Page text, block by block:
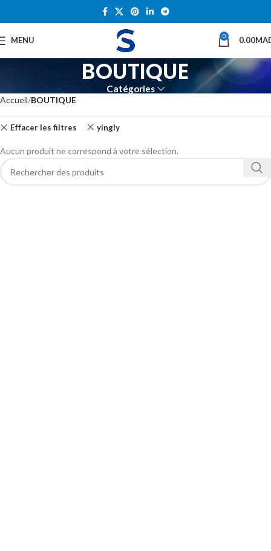
MENU 0 0.00
BOUTIQUE
Catégories
Accueil BOUTIQUE
Effacer les filtres yingly
Aucun produit ne correspond à votre sélection.